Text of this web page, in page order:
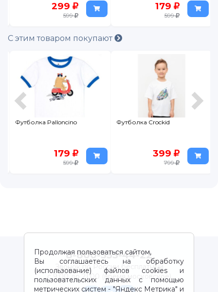
299
599
179
599
С этим товаром покупают
Футболка Palloncino
179
599
Футболка Crockid
399
799
Продолжая пользоваться сайтом,
Вы соглашаетесь на обработку
(использование) файлов cookies и
пользовательских данных с помощью
метрических систем - "Яндекс Метрика" и
8-800-333-44-22
Звонок по России бесплатный
с 9:00 до 21:00 (время московское)